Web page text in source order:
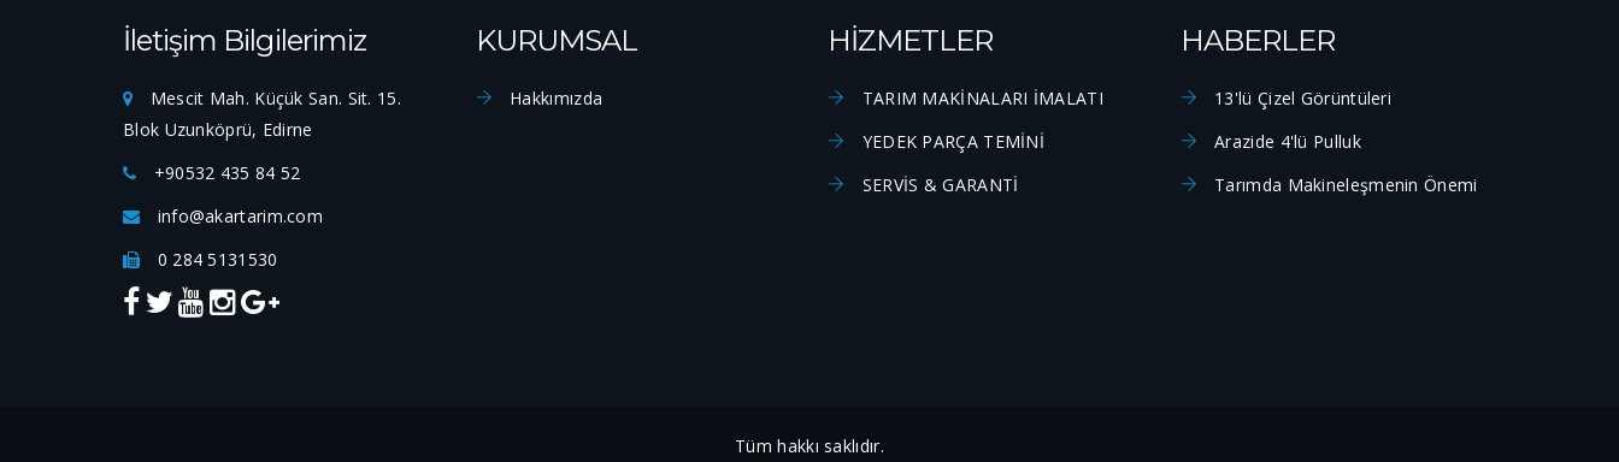
İletişim Bilgilerimiz
Mescit Mah. Küçük San. Sit. 15.
Blok Uzunköprü, Edirne
+90532 435 84 52
info@akartarim.com
0 284 5131530
KURUMSAL
Hakkımızda
HİZMETLER
TARIM MAKİNALARI İMALATI
YEDEK PARÇA TEMİNİ
SERVİS & GARANTİ
HABERLER
13'lü Çizel Görüntüleri
Arazide 4'lü Pulluk
Tarımda Makineleşmenin Önemi
Tüm hakkı saklıdır.